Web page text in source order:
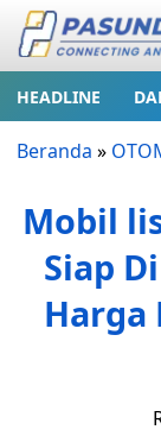
HEADLINE
Beranda »
Mobil
Siap
Harga